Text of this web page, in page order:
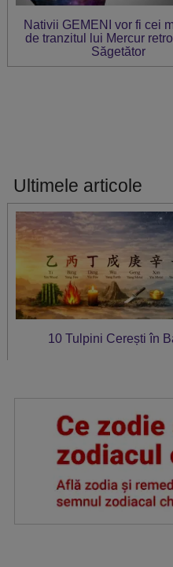
Nativii GEMENI vor fi cei
de tranzitul lui Mercur
Săgetător
Ultimele articole
10 Tulpini Cerești în